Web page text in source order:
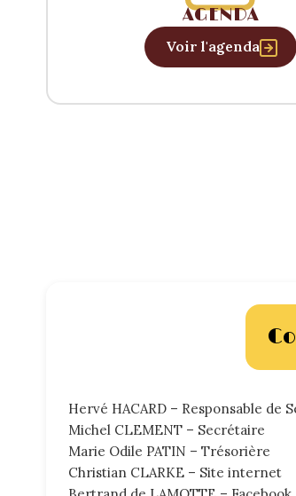
AGENDA
Voir l'agenda
Hervé HACARD – Responsable de
Michel CLEMENT – Secrétaire
Marie Odile PATIN – Trésorière
Christian CLARKE – Site internet